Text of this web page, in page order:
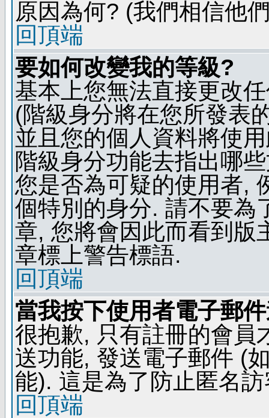
原因為何? (我們相信他
回頂端
要如何改變我的等級?
基本上您無法直接更改
(階級身分將在您所發表
並且您的個人資料將使
階級身分功能去指出哪
您是否為可疑的使用者,
個特別的身分. 請不要為
章, 您將會因此而看到版
章標上警告標語.
回頂端
當我按下使用者電子郵
很抱歉, 只有註冊的會員
送功能, 發送電子郵件 (
能). 這是為了防止匿名
回頂端